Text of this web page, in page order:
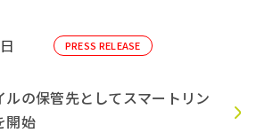
PRESS RELEASE
ルの保管先としてスマートリン
開始